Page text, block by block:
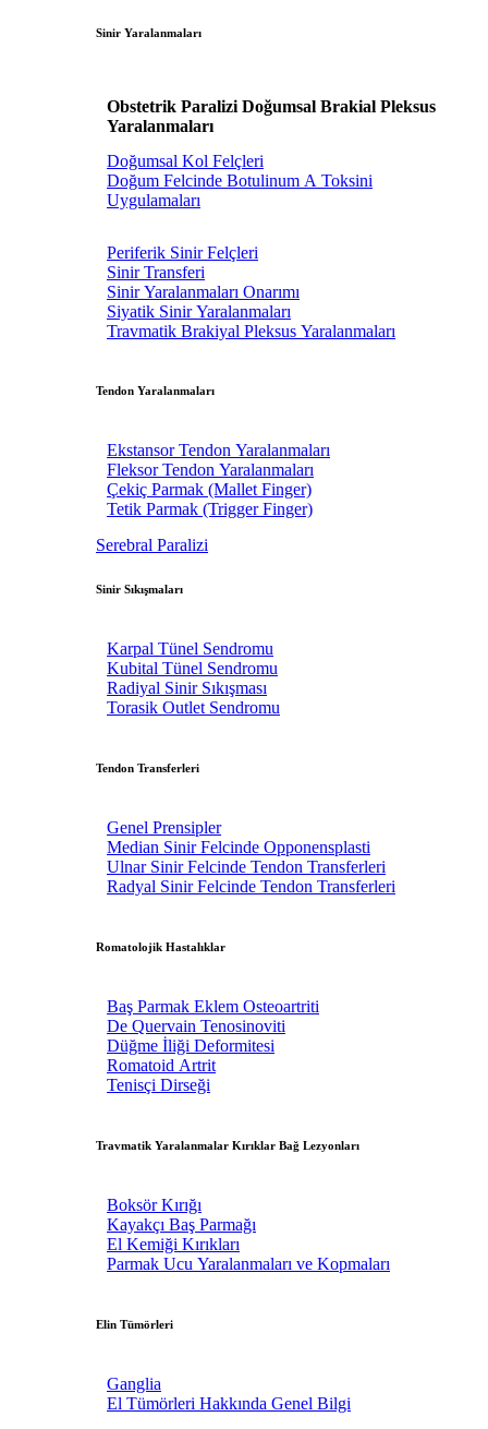
Sinir Yaralanmaları
Obstetrik Paralizi Doğumsal Brakial Pleksus
Yaralanmaları
Doğumsal Kol Felçleri
Doğum Felcinde Botulinum A Toksini
Uygulamaları
Periferik Sinir Felçleri
Sinir Transferi
Sinir Yaralanmaları Onarımı
Siyatik Sinir Yaralanmaları
Travmatik Brakiyal Pleksus Yaralanmaları
Tendon Yaralanmaları
Ekstansor Tendon Yaralanmaları
Fleksor Tendon Yaralanmaları
Çekiç Parmak (Mallet Finger)
Tetik Parmak (Trigger Finger)
Serebral Paralizi
Sinir Sıkışmaları
Karpal Tünel Sendromu
Kubital Tünel Sendromu
Radiyal Sinir Sıkışması
Torasik Outlet Sendromu
Tendon Transferleri
Genel Prensipler
Median Sinir Felcinde Opponensplasti
Ulnar Sinir Felcinde Tendon Transferleri
Radyal Sinir Felcinde Tendon Transferleri
Romatolojik Hastalıklar
Baş Parmak Eklem Osteoartriti
De Quervain Tenosinoviti
Düğme İliği Deformitesi
Romatoid Artrit
Tenisçi Dirseği
Travmatik Yaralanmalar Kırıklar Bağ Lezyonları
Boksör Kırığı
Kayakçı Baş Parmağı
El Kemiği Kırıkları
Parmak Ucu Yaralanmaları ve Kopmaları
Elin Tümörleri
Ganglia
El Tümörleri Hakkında Genel Bilgi